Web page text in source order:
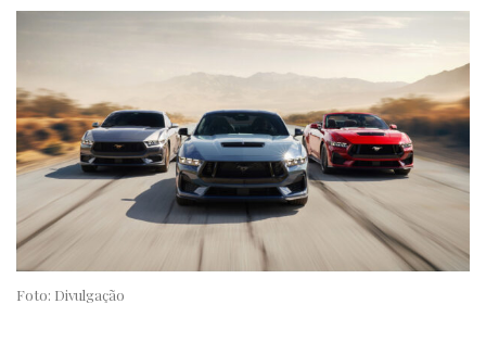
Foto: Divulgação